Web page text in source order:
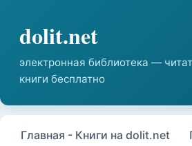
Главная - Книги на dolit.net